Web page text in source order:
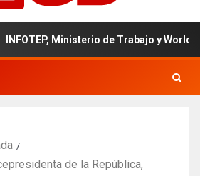
Ministerio de Trabajo y World
de la República,